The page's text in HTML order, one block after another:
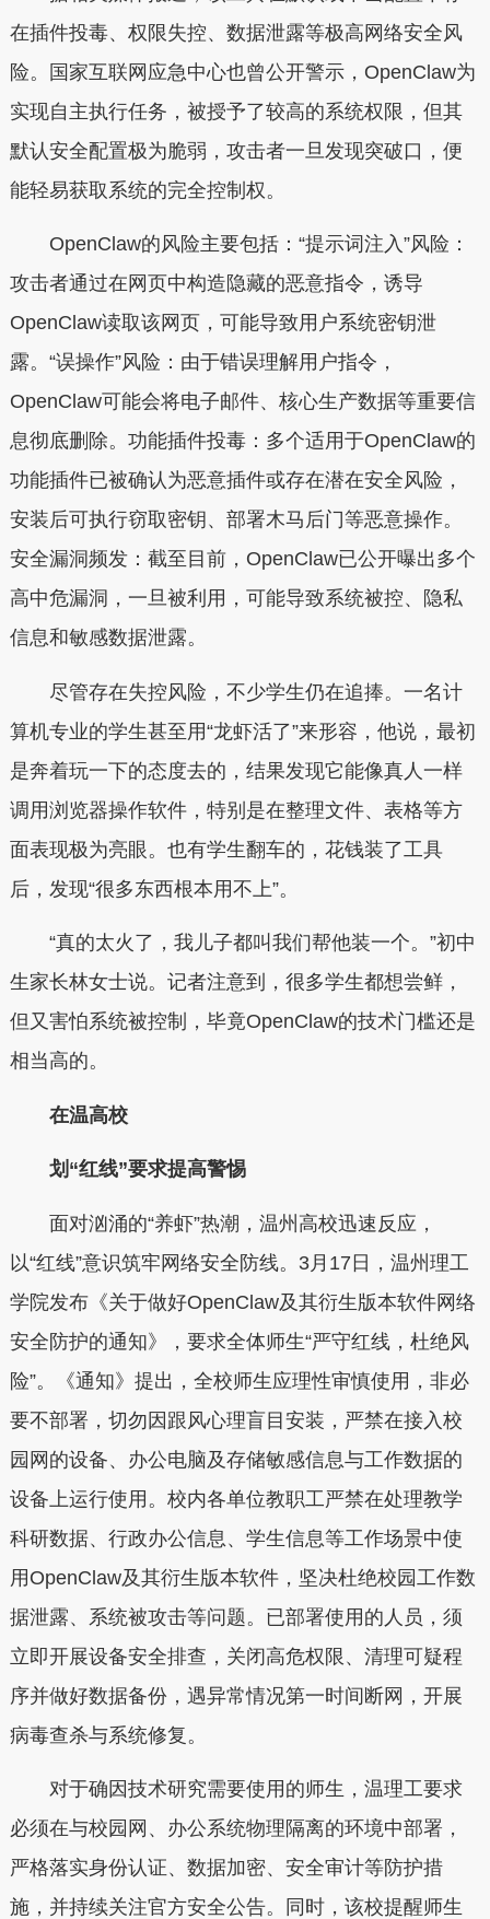
在插件投毒、权限失控、数据泄露等极高网络安全风
险。国家互联网应急中心也曾公开警示，OpenClaw为
实现自主执行任务，被授予了较高的系统权限，但其
默认安全配置极为脆弱，攻击者一旦发现突破口，便
能轻易获取系统的完全控制权。
OpenClaw的风险主要包括：“提示词注入”风险：
攻击者通过在网页中构造隐藏的恶意指令，诱导
OpenClaw读取该网页，可能导致用户系统密钥泄
露。“误操作”风险：由于错误理解用户指令，
OpenClaw可能会将电子邮件、核心生产数据等重要信
息彻底删除。功能插件投毒：多个适用于OpenClaw的
功能插件已被确认为恶意插件或存在潜在安全风险，
安装后可执行窃取密钥、部署木马后门等恶意操作。
安全漏洞频发：截至目前，OpenClaw已公开曝出多个
高中危漏洞，一旦被利用，可能导致系统被控、隐私
信息和敏感数据泄露。
尽管存在失控风险，不少学生仍在追捧。一名计
算机专业的学生甚至用“龙虾活了”来形容，他说，最初
是奔着玩一下的态度去的，结果发现它能像真人一样
调用浏览器操作软件，特别是在整理文件、表格等方
面表现极为亮眼。也有学生翻车的，花钱装了工具
后，发现“很多东西根本用不上”。
“真的太火了，我儿子都叫我们帮他装一个。”初中
生家长林女士说。记者注意到，很多学生都想尝鲜，
但又害怕系统被控制，毕竟OpenClaw的技术门槛还是
相当高的。
在温高校
划“红线”要求提高警惕
面对汹涌的“养虾”热潮，温州高校迅速反应，
以“红线”意识筑牢网络安全防线。3月17日，温州理工
学院发布《关于做好OpenClaw及其衍生版本软件网络
安全防护的通知》，要求全体师生“严守红线，杜绝风
险”。《通知》提出，全校师生应理性审慎使用，非必
要不部署，切勿因跟风心理盲目安装，严禁在接入校
园网的设备、办公电脑及存储敏感信息与工作数据的
设备上运行使用。校内各单位教职工严禁在处理教学
科研数据、行政办公信息、学生信息等工作场景中使
用OpenClaw及其衍生版本软件，坚决杜绝校园工作数
据泄露、系统被攻击等问题。已部署使用的人员，须
立即开展设备安全排查，关闭高危权限、清理可疑程
序并做好数据备份，遇异常情况第一时间断网，开展
病毒查杀与系统修复。
对于确因技术研究需要使用的师生，温理工要求
必须在与校园网、办公系统物理隔离的环境中部署，
严格落实身份认证、数据加密、安全审计等防护措
施，并持续关注官方安全公告。同时，该校提醒师生